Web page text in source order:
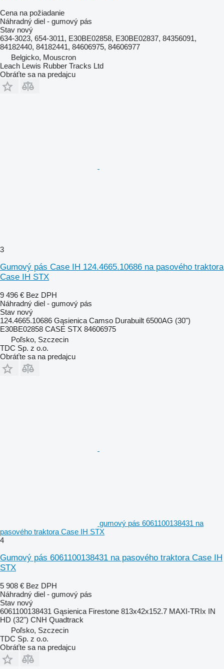
Cena na požiadanie
Náhradný diel - gumový pás
Stav nový
634-3023, 654-3011, E30BE02858, E30BE02837, 84356091,
84182440, 84182441, 84606975, 84606977
Belgicko, Mouscron
Leach Lewis Rubber Tracks Ltd
Obráťte sa na predajcu
3
Gumový pás Case IH 124.4665.10686 na pasového traktora
Case IH STX
9 496 € Bez DPH
Náhradný diel - gumový pás
Stav nový
124.4665.10686 Gąsienica Camso Durabuilt 6500AG (30")
E30BE02858 CASE STX 84606975
Poľsko, Szczecin
TDC Sp. z o.o.
Obráťte sa na predajcu
gumový pás 6061100138431 na
pasového traktora Case IH STX
4
Gumový pás 6061100138431 na pasového traktora Case IH
STX
5 908 € Bez DPH
Náhradný diel - gumový pás
Stav nový
6061100138431 Gąsienica Firestone 813x42x152.7 MAXI-TRIx IN
HD (32") CNH Quadtrack
Poľsko, Szczecin
TDC Sp. z o.o.
Obráťte sa na predajcu